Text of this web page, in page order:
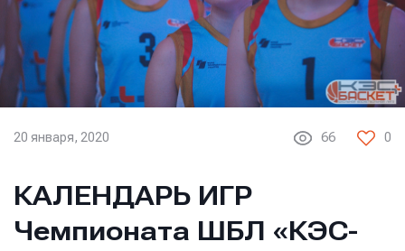
20 января, 2020 66 0
КАЛЕНДАРЬ ИГР
Чемпионата ШБЛ «КЭС-